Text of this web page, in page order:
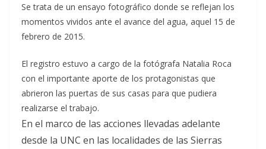
Se trata de un ensayo fotográfico donde se reflejan los
momentos vividos ante el avance del agua, aquel 15 de
febrero de 2015.
El registro estuvo a cargo de la fotógrafa Natalia Roca
con el importante aporte de los protagonistas que
abrieron las puertas de sus casas para que pudiera
realizarse el trabajo.
En el marco de las acciones llevadas adelante
desde la UNC en las localidades de las Sierras